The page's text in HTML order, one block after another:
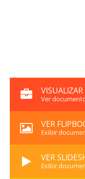
Ver
VER
Exibir
VER
Exibir